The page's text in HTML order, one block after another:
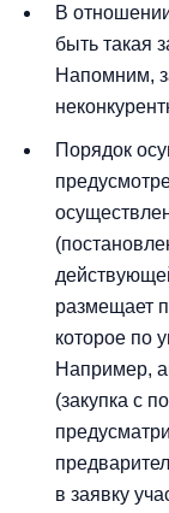
В
быть такая
Напомним,
Порядок
размещает
которое по
Например,
(закупка с
в заявку